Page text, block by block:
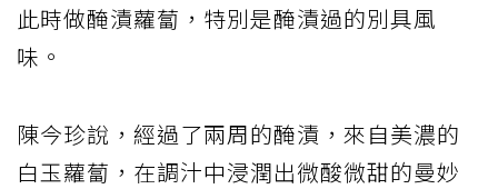
此時做醃漬蘿蔔，特別是醃漬過的別具風
味。
陳今珍說，經過了兩周的醃漬，來自美濃的
白玉蘿蔔，在調汁中浸潤出微酸微甜的曼妙